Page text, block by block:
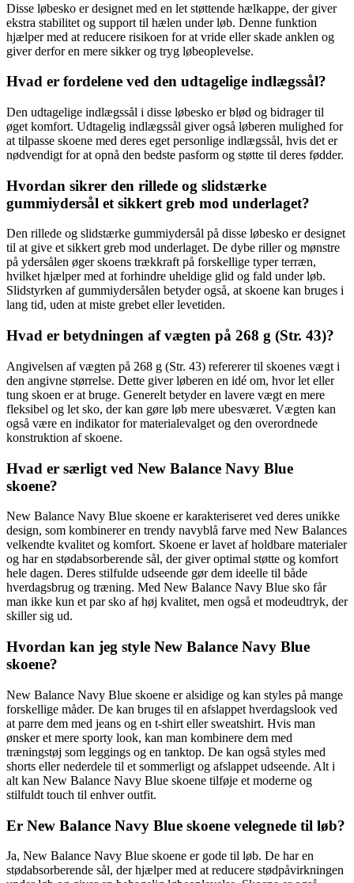
Disse løbesko er designet med en let støttende hælkappe, der giver
ekstra stabilitet og support til hælen under løb. Denne funktion
hjælper med at reducere risikoen for at vride eller skade anklen og
giver derfor en mere sikker og tryg løbeoplevelse.
Hvad er fordelene ved den udtagelige indlægssål?
Den udtagelige indlægssål i disse løbesko er blød og bidrager til
øget komfort. Udtagelig indlægssål giver også løberen mulighed for
at tilpasse skoene med deres eget personlige indlægssål, hvis det er
nødvendigt for at opnå den bedste pasform og støtte til deres fødder.
Hvordan sikrer den rillede og slidstærke
gummiydersål et sikkert greb mod underlaget?
Den rillede og slidstærke gummiydersål på disse løbesko er designet
til at give et sikkert greb mod underlaget. De dybe riller og mønstre
på ydersålen øger skoens trækkraft på forskellige typer terræn,
hvilket hjælper med at forhindre uheldige glid og fald under løb.
Slidstyrken af gummiydersålen betyder også, at skoene kan bruges i
lang tid, uden at miste grebet eller levetiden.
Hvad er betydningen af vægten på 268 g (Str. 43)?
Angivelsen af vægten på 268 g (Str. 43) refererer til skoenes vægt i
den angivne størrelse. Dette giver løberen en idé om, hvor let eller
tung skoen er at bruge. Generelt betyder en lavere vægt en mere
fleksibel og let sko, der kan gøre løb mere ubesværet. Vægten kan
også være en indikator for materialevalget og den overordnede
konstruktion af skoene.
Hvad er særligt ved New Balance Navy Blue
skoene?
New Balance Navy Blue skoene er karakteriseret ved deres unikke
design, som kombinerer en trendy navyblå farve med New Balances
velkendte kvalitet og komfort. Skoene er lavet af holdbare materialer
og har en stødabsorberende sål, der giver optimal støtte og komfort
hele dagen. Deres stilfulde udseende gør dem ideelle til både
hverdagsbrug og træning. Med New Balance Navy Blue sko får
man ikke kun et par sko af høj kvalitet, men også et modeudtryk, der
skiller sig ud.
Hvordan kan jeg style New Balance Navy Blue
skoene?
New Balance Navy Blue skoene er alsidige og kan styles på mange
forskellige måder. De kan bruges til en afslappet hverdagslook ved
at parre dem med jeans og en t-shirt eller sweatshirt. Hvis man
ønsker et mere sporty look, kan man kombinere dem med
træningstøj som leggings og en tanktop. De kan også styles med
shorts eller nederdele til et sommerligt og afslappet udseende. Alt i
alt kan New Balance Navy Blue skoene tilføje et moderne og
stilfuldt touch til enhver outfit.
Er New Balance Navy Blue skoene velegnede til løb?
Ja, New Balance Navy Blue skoene er gode til løb. De har en
stødabsorberende sål, der hjælper med at reducere stødpåvirkningen